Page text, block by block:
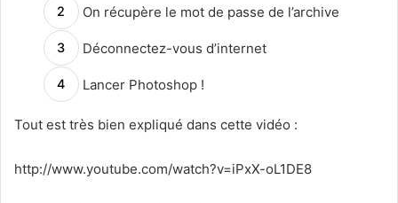
On récupère le mot de passe de l’archive
Déconnectez-vous d’internet
Lancer Photoshop !
Tout est très bien expliqué dans cette vidéo :
http://www.youtube.com/watch?v=iPxX-oL1DE8